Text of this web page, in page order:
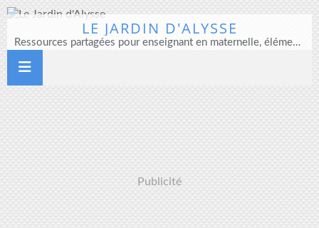
LE JARDIN D'ALYSSE
Ressources partagées pour enseignant en maternelle, élémentaire et direction d'école
Publicité